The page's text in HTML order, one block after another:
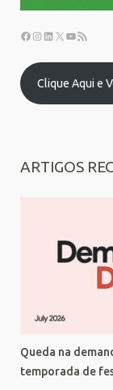
Clique Aqui e
ARTIGOS
Queda na
temporada de